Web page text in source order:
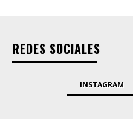
REDES SOCIALES
INSTAGRAM